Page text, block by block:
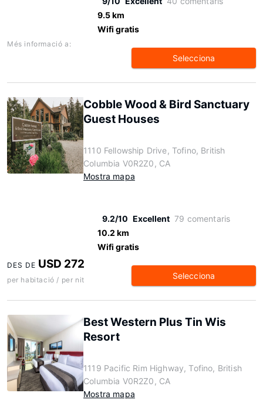
9.5 km
Wifi gratis
Més informació a:
Selecciona
Cobble Wood & Bird Sanctuary
Guest Houses
1110 Fellowship Drive, Tofino, British
Columbia V0R2Z0, CA
Mostra mapa
9.2/10 Excellent 79 comentaris
10.2 km
Wifi gratis
DES DE USD 272
per habitació / per nit Selecciona
Best Western Plus Tin Wis
Resort
1119 Pacific Rim Highway, Tofino, British
Columbia V0R2Z0, CA
Mostra mapa